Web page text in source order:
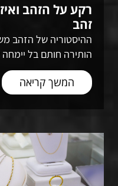
רקע על הזהב
זהב
ההיסטוריה של הזהב
הותירה חותם בל יימחה
המשך קריאה